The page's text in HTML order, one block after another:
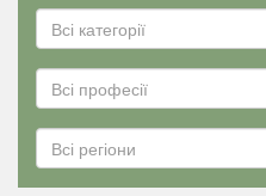
Всі категорії
Всі професії
Всі регіони